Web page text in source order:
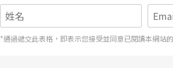
*通過遞交此表格，即表示您接受並同意已閱讀本網站